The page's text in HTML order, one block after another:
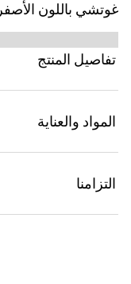
العجيبة
شجرة الكرز
تصاميم متناسقة
تفاصيل المنتج
المواد والعناية
التزامنا